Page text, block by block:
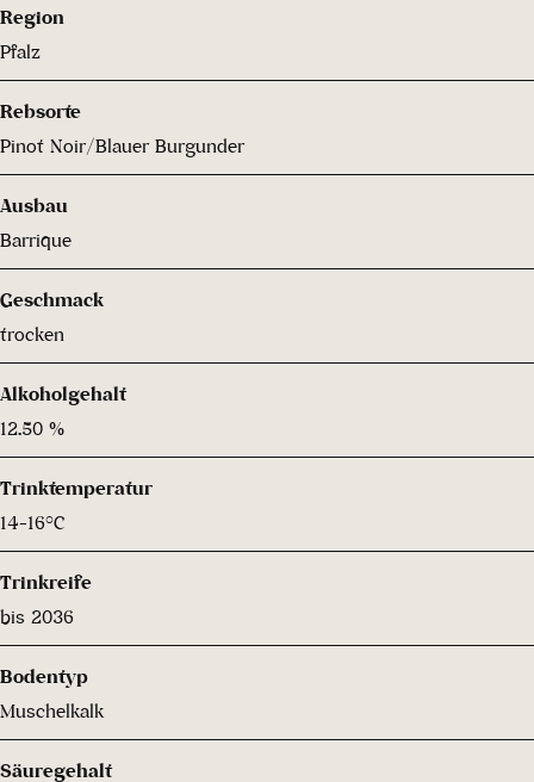
Region
Pfalz
Rebsorte
Pinot Noir/Blauer Burgunder
Ausbau
Barrique
Geschmack
trocken
Alkoholgehalt
12.50 %
Trinktemperatur
14-16°C
Trinkreife
bis 2036
Bodentyp
Muschelkalk
Säuregehalt